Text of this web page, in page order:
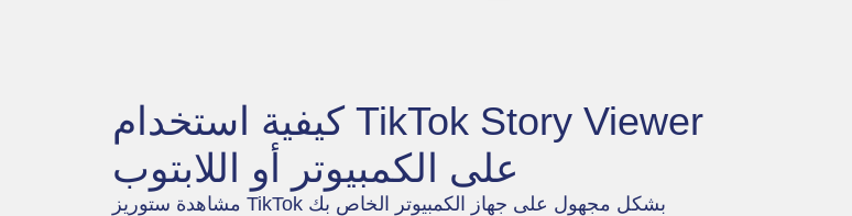
كيفية استخدام TikTok Story Viewer
على الكمبيوتر أو اللابتوب
مشاهدة ستوريز TikTok بشكل مجهول على جهاز الكمبيوتر الخاص بك